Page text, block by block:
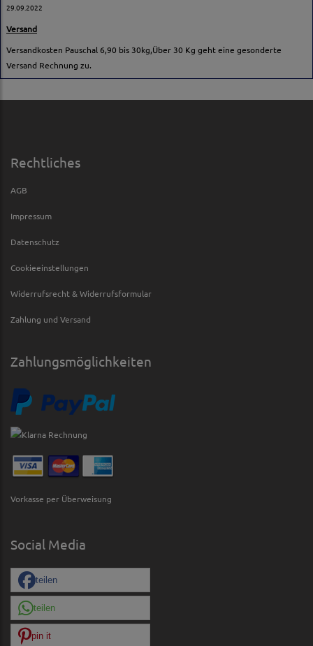
29.09.2022
Versand
Versandkosten Pauschal 6,90 bis 30kg,Über 30 Kg geht eine gesonderte
Versand Rechnung zu.
Rechtliches
AGB
Impressum
Datenschutz
Cookieeinstellungen
Widerrufsrecht & Widerrufsformular
Zahlung und Versand
Zahlungsmöglichkeiten
Vorkasse per Überweisung
Social Media
teilen
teilen
pin it